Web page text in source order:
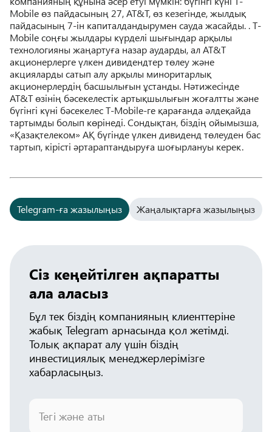
Mobile өз пайдасының 27, AT&T, өз кезегінде, жылдық
пайдасының 7-ін капиталдандырумен сауда жасайды. . T-
Mobile соңғы жылдары күрделі шығындар арқылы
технологияны жаңартуға назар аударды, ал AT&T
акционерлерге үлкен дивидендтер төлеу және
акцияларды сатып алу арқылы миноритарлық
акционерлердің басшылығын ұстанды. Нәтижесінде
AT&T өзінің бәсекелестік артықшылығын жоғалтты және
бүгінгі күні бәсекелес T-Mobile-ге қарағанда әлдеқайда
тартымды болып көрінеді. Сондықтан, біздің ойымызша,
«Қазақтелеком» АҚ бүгінде үлкен дивиденд төлеуден бас
тартып, кірісті әртараптандыруға шоғырлануы керек.
Telegram-ға жазылыңыз Жаңалықтарға жазылыңыз
Сіз кеңейтілген ақпаратты
ала аласыз
Бұл тек біздің компанияның клиенттеріне
жабық Telegram арнасында қол жетімді.
Толық ақпарат алу үшін біздің
инвестициялық менеджерлерімізге
хабарласыңыз.
Тегі және аты